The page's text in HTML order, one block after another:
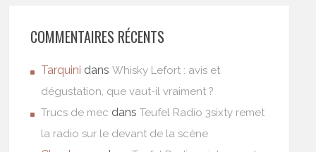
COMMENTAIRES RÉCENTS
Tarquini dansWhisky Lefort : avis et
dégustation, que vaut-il vraiment ?
Trucs de mec dansTeufel Radio 3sixty remet
la radio sur le devant de la scène